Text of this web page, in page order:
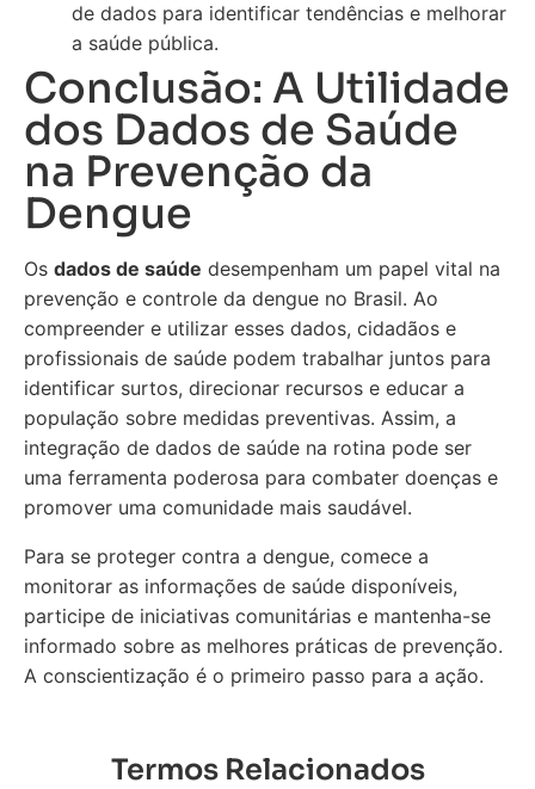
de dados para identificar tendências e melhorar
a saúde pública.
Conclusão: A Utilidade
dos Dados de Saúde
na Prevenção da
Dengue
Os dados de saúde desempenham um papel vital na
prevenção e controle da dengue no Brasil. Ao
compreender e utilizar esses dados, cidadãos e
profissionais de saúde podem trabalhar juntos para
identificar surtos, direcionar recursos e educar a
população sobre medidas preventivas. Assim, a
integração de dados de saúde na rotina pode ser
uma ferramenta poderosa para combater doenças e
promover uma comunidade mais saudável.
Para se proteger contra a dengue, comece a
monitorar as informações de saúde disponíveis,
participe de iniciativas comunitárias e mantenha-se
informado sobre as melhores práticas de prevenção.
A conscientização é o primeiro passo para a ação.
Termos Relacionados